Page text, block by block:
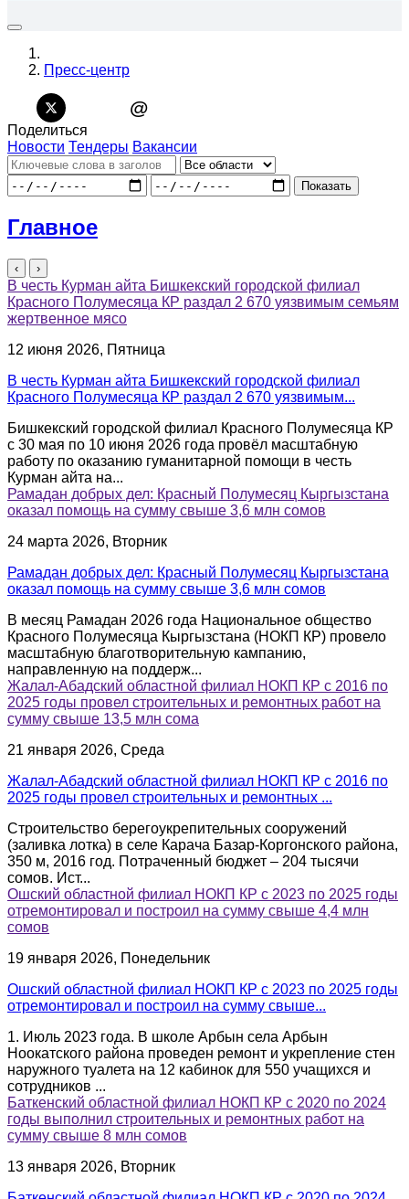
Пресс-центр
@
Поделиться
Новости Тендеры Вакансии
Показать
Главное
‹ ›
В честь Курман айта Бишкекский городской филиал
Красного Полумесяца КР раздал 2 670 уязвимым семьям
жертвенное мясо
12 июня 2026, Пятница
В честь Курман айта Бишкекский городской филиал
Красного Полумесяца КР раздал 2 670 уязвимым...
Бишкекский городской филиал Красного Полумесяца КР
с 30 мая по 10 июня 2026 года провёл масштабную
работу по оказанию гуманитарной помощи в честь
Курман айта на...
Рамадан добрых дел: Красный Полумесяц Кыргызстана
оказал помощь на сумму свыше 3,6 млн сомов
24 марта 2026, Вторник
Рамадан добрых дел: Красный Полумесяц Кыргызстана
оказал помощь на сумму свыше 3,6 млн сомов
В месяц Рамадан 2026 года Национальное общество
Красного Полумесяца Кыргызстана (НОКП КР) провело
масштабную благотворительную кампанию,
направленную на поддерж...
Жалал-Абадский областной филиал НОКП КР с 2016 по
2025 годы провел строительных и ремонтных работ на
сумму свыше 13,5 млн сома
21 января 2026, Среда
Жалал-Абадский областной филиал НОКП КР с 2016 по
2025 годы провел строительных и ремонтных ...
Строительство берегоукрепительных сооружений
(заливка лотка) в селе Карача Базар-Коргонского района,
350 м, 2016 год. Потраченный бюджет – 204 тысячи
сомов. Ист...
Ошский областной филиал НОКП КР с 2023 по 2025 годы
отремонтировал и построил на сумму свыше 4,4 млн
сомов
19 января 2026, Понедельник
Ошский областной филиал НОКП КР с 2023 по 2025 годы
отремонтировал и построил на сумму свыше...
1. Июль 2023 года. В школе Арбын села Арбын
Ноокатского района проведен ремонт и укрепление стен
наружного туалета на 12 кабинок для 550 учащихся и
сотрудников ...
Баткенский областной филиал НОКП КР с 2020 по 2024
годы выполнил строительных и ремонтных работ на
сумму свыше 8 млн сомов
13 января 2026, Вторник